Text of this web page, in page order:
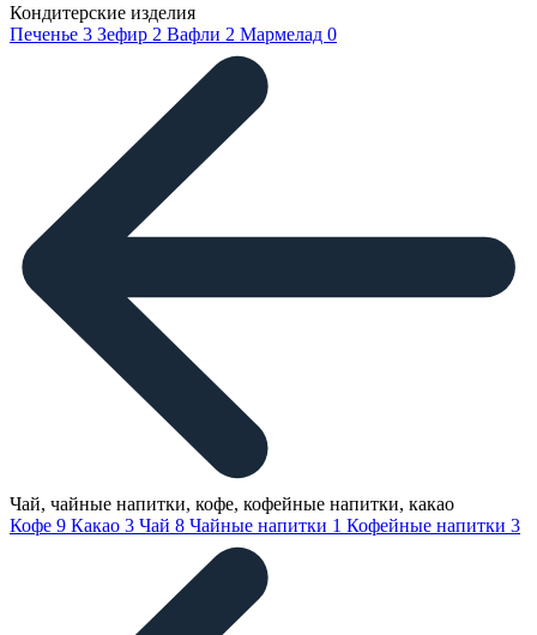
Кондитерские изделия
Печенье 3 Зефир 2 Вафли 2 Мармелад 0
Чай, чайные напитки, кофе, кофейные напитки, какао
Кофе 9 Какао 3 Чай 8 Чайные напитки 1 Кофейные напитки 3